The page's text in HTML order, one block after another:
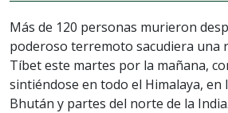
Más de 120 personas murieron
poderoso terremoto sacudiera una
Tíbet este martes por la mañana,
sintiéndose en todo el Himalaya, en
Bhután y partes del norte de la India.